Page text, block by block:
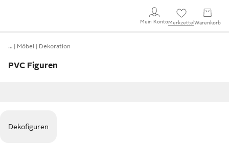
Mein KontoMerkzettel Warenkorb
… Möbel Dekoration
PVC Figuren
Dekofiguren